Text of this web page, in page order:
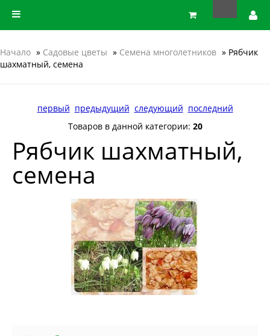
Начало » Садовые цветы » Семена многолетников » Рябчик
шахматный, семена
первый предыдущий следующий последний
Товаров в данной категории: 20
Рябчик шахматный,
семена